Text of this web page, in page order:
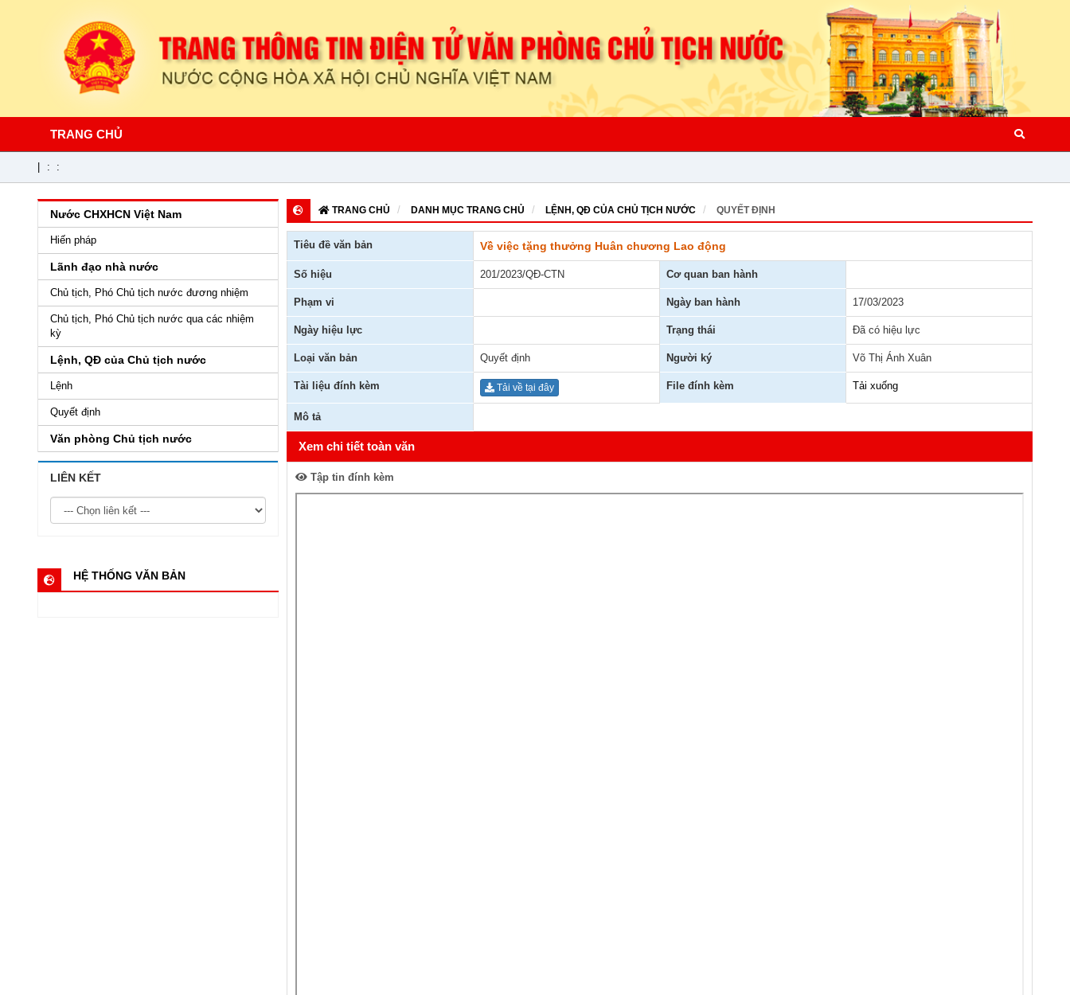
TRANG CHỦ
: :
TRANG CHỦ DANH MỤC TRANG CHỦ LỆNH, QĐ CỦA CHỦ TỊCH NƯỚC QUYẾT ĐỊNH
Tiêu đề văn bản Về việc tặng thưởng Huân chương Lao động
Số hiệu 201/2023/QĐ-CTN Cơ quan ban hành
Phạm vi Ngày ban hành 17/03/2023
Ngày hiệu lực Trạng thái Đã có hiệu lực
Loại văn bản Quyết định Người ký Võ Thị Ánh Xuân
Tài liệu đính kèm Tải về tại đây File đính kèm Tải xuống
Mô tả
Xem chi tiết toàn văn
Tập tin đính kèm
Nước CHXHCN Việt Nam
Hiến pháp
Lãnh đạo nhà nước
Chủ tịch, Phó Chủ tịch nước đương nhiệm
Chủ tịch, Phó Chủ tịch nước qua các nhiệm
kỳ
Lệnh, QĐ của Chủ tịch nước
Lệnh
Quyết định
Văn phòng Chủ tịch nước
LIÊN KẾT
HỆ THỐNG VĂN BẢN